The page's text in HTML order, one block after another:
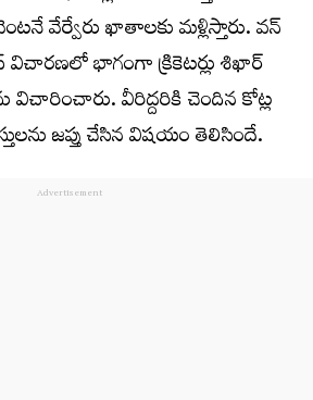
వేర్వేరు ఖాతాలకు మళ్లిస్తారు. వన్
భాగంగా క్రికెటర్లు శిఖార్
వీరిద్దరికి చెందిన కోట్ల
జప్తు చేసిన విషయం తెలిసిందే.